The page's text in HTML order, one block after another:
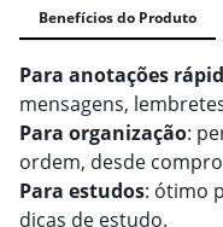
Benefícios do Produto
Para anotações
mensagens,
Para organização:
ordem, desde
Para estudos: ótimo
dicas de estudo.